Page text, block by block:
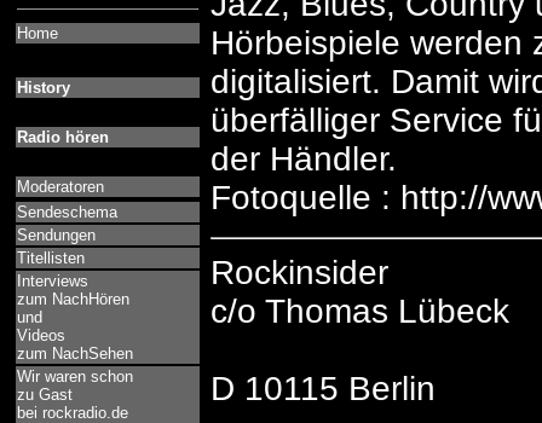
Home
History
Radio hören
Moderatoren
Sendeschema
Sendungen
Titellisten
Interviews
zum NachHören
und
Videos
zum NachSehen
Wir waren schon
zu Gast
bei rockradio.de
Hörbeispiele werden
digitalisiert. Damit
überfälliger Service
der Händler.
Fotoquelle : http://
Rockinsider
c/o Thomas Lübeck
D 10115 Berlin